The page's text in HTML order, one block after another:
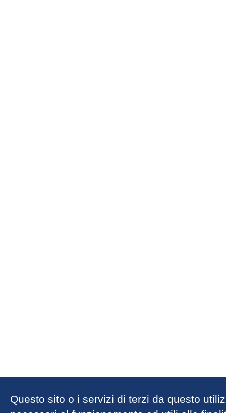
Questo sito o i servizi di terzi da questo